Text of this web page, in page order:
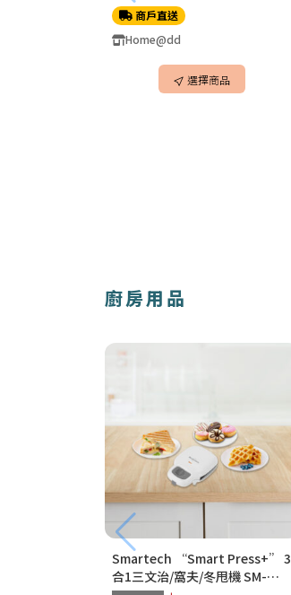
商戶直送
Home@dd
選擇商品
廚房用品
Smartech “Smart Press+” 3
合1三文治/窩夫/冬甩機 SM-